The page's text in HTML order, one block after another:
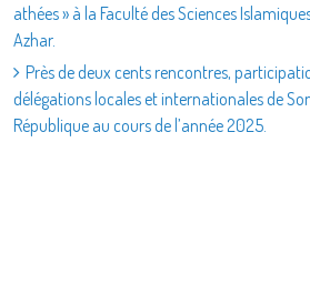
athées » à la Faculté des Sciences
Azhar.
Près de deux cents rencontres,
délégations locales et internationales de
République au cours de l’année 2025.